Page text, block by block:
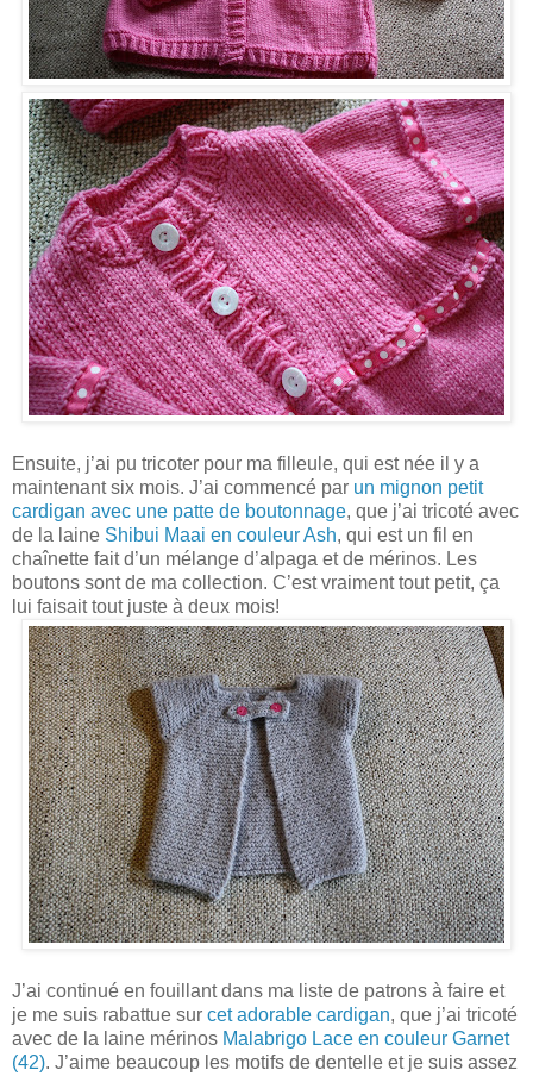
Ensuite, j’ai pu tricoter pour ma filleule, qui est née il y a
maintenant six mois. J’ai commencé par un mignon petit
cardigan avec une patte de boutonnage, que j’ai tricoté avec
de la laine Shibui Maai en couleur Ash, qui est un fil en
chaînette fait d’un mélange d’alpaga et de mérinos. Les
boutons sont de ma collection. C’est vraiment tout petit, ça
lui faisait tout juste à deux mois!
J’ai continué en fouillant dans ma liste de patrons à faire et
je me suis rabattue sur cet adorable cardigan, que j’ai tricoté
avec de la laine mérinos Malabrigo Lace en couleur Garnet
(42). J’aime beaucoup les motifs de dentelle et je suis assez